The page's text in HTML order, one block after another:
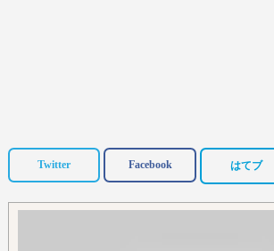
Twitter Facebook はてブ